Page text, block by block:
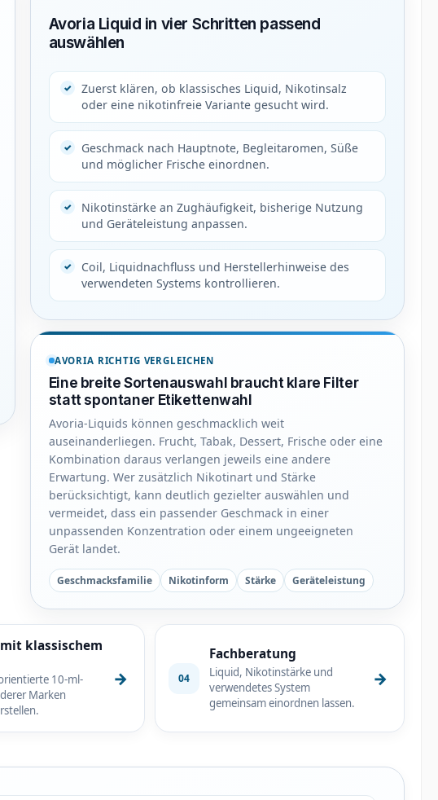
Avoria Liquid in vier Schritten passend
auswählen
Zuerst klären, ob klassisches Liquid, Nikotinsalz
oder eine nikotinfreie Variante gesucht wird.
Geschmack nach Hauptnote, Begleitaromen, Süße
und möglicher Frische einordnen.
Nikotinstärke an Zughäufigkeit, bisherige Nutzung
und Geräteleistung anpassen.
Coil, Liquidnachfluss und Herstellerhinweise des
verwendeten Systems kontrollieren.
AVORIA RICHTIG VERGLEICHEN
Eine breite Sortenauswahl braucht klare Filter
statt spontaner Etikettenwahl
Avoria-Liquids können geschmacklich weit
auseinanderliegen. Frucht, Tabak, Dessert, Frische oder eine
Kombination daraus verlangen jeweils eine andere
Erwartung. Wer zusätzlich Nikotinart und Stärke
berücksichtigt, kann deutlich gezielter auswählen und
vermeidet, dass ein passender Geschmack in einer
unpassenden Konzentration oder einem ungeeigneten
Gerät landet.
Geschmacksfamilie Nikotinform Stärke Geräteleistung
klassischem
10-ml-
Marken
→ 04
Fachberatung
Liquid, Nikotinstärke und
verwendetes System
gemeinsam einordnen lassen.
→